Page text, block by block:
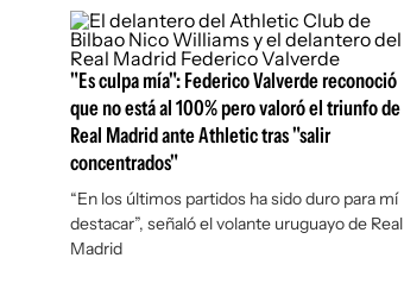
"Es culpa mía": Federico Valverde reconoció
que no está al 100% pero valoró el triunfo de
Real Madrid ante Athletic tras "salir
concentrados"
“En los últimos partidos ha sido duro para mí
destacar”, señaló el volante uruguayo de Real
Madrid